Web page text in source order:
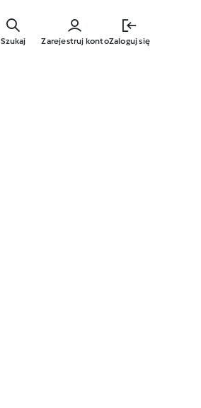
głównej
Zarejestruj kontoZaloguj się
Szukaj